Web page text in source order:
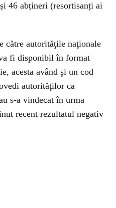
46 abțineri (resortisanți ai
către autorităţile naţionale
fi disponibil în format
acesta având şi un cod
autorităţilor ca
s-a vindecat în urma
recent rezultatul negativ